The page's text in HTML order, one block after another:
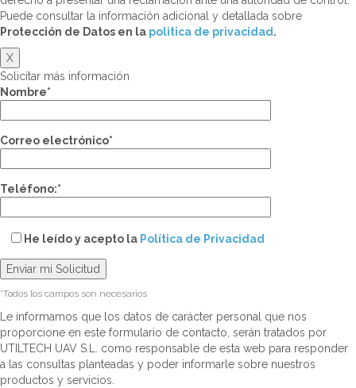
Puede consultar la información adicional y detallada sobre
Protección de Datos en la politica de privacidad.
X
Solicitar más información
Nombre*
Correo electrónico*
Teléfono:*
He leído y acepto la Política de Privacidad
*Todos los campos son necesarios
Le informamos que los datos de carácter personal que nos
proporcione en este formulario de contacto, serán tratados por
UTILTECH UAV S.L. como responsable de esta web para responder
a las consultas planteadas y poder informarle sobre nuestros
productos y servicios.